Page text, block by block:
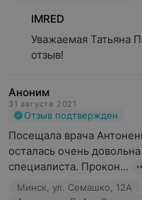
Возраст пациента —
Окружность тела
Окружность колена
сустава)
IMRED
Уважаемая Татьяна
отзыв!
Аноним
31 августа 2021
Отзыв подтвержден
Посещала врача
осталась очень
специалиста. Прокон...
Минск, ул. Семашко, 12А